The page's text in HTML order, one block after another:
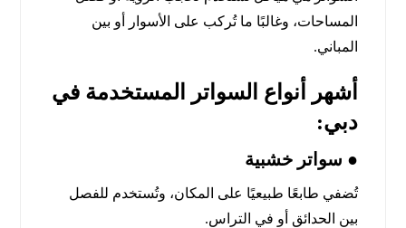
المساحات، وغالبًا ما تُركب على الأسوار أو بين
المباني.
أشهر أنواع السواتر المستخدمة في
دبي:
● سواتر خشبية
تُضفي طابعًا طبيعيًا على المكان، وتُستخدم للفصل
بين الحدائق أو في التراس.